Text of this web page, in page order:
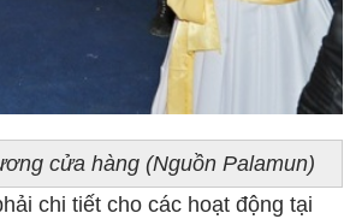
cửa hàng (Nguồn Palamun)
chi tiết cho các hoạt động tại